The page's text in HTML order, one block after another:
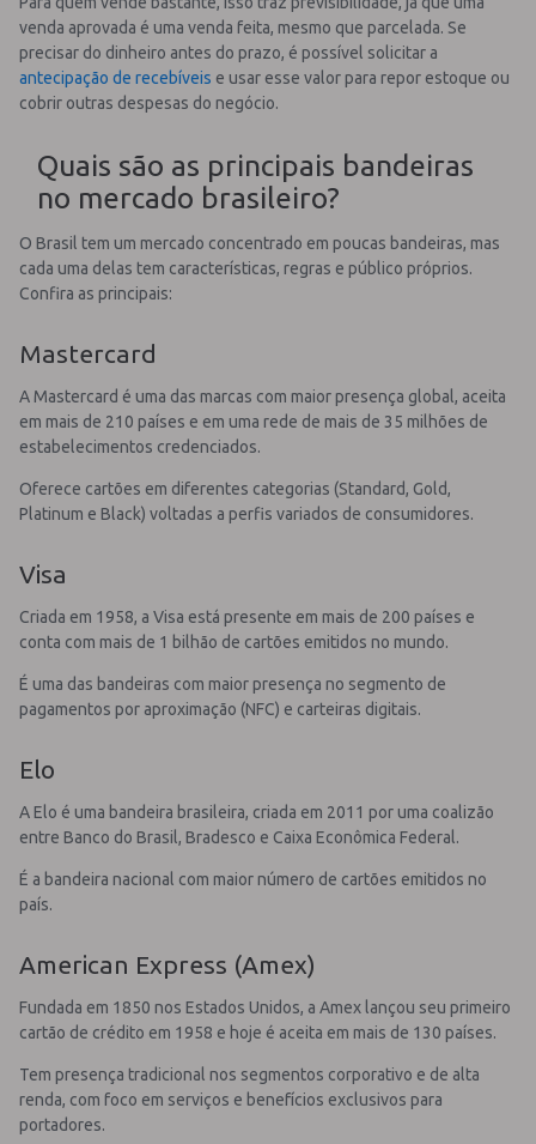
venda aprovada é uma venda feita, mesmo que parcelada. Se
precisar do dinheiro antes do prazo, é possível solicitar a
antecipação de recebíveis e usar esse valor para repor estoque ou
cobrir outras despesas do negócio.
Quais são as principais bandeiras
no mercado brasileiro?
O Brasil tem um mercado concentrado em poucas bandeiras, mas
cada uma delas tem características, regras e público próprios.
Confira as principais:
Mastercard
A Mastercard é uma das marcas com maior presença global, aceita
em mais de 210 países e em uma rede de mais de 35 milhões de
estabelecimentos credenciados.
Oferece cartões em diferentes categorias (Standard, Gold,
Platinum e Black) voltadas a perfis variados de consumidores.
Visa
Criada em 1958, a Visa está presente em mais de 200 países e
conta com mais de 1 bilhão de cartões emitidos no mundo.
É uma das bandeiras com maior presença no segmento de
pagamentos por aproximação (NFC) e carteiras digitais.
Elo
A Elo é uma bandeira brasileira, criada em 2011 por uma coalizão
entre Banco do Brasil, Bradesco e Caixa Econômica Federal.
É a bandeira nacional com maior número de cartões emitidos no
país.
American Express (Amex)
Fundada em 1850 nos Estados Unidos, a Amex lançou seu primeiro
cartão de crédito em 1958 e hoje é aceita em mais de 130 países.
Tem presença tradicional nos segmentos corporativo e de alta
renda, com foco em serviços e benefícios exclusivos para
portadores.